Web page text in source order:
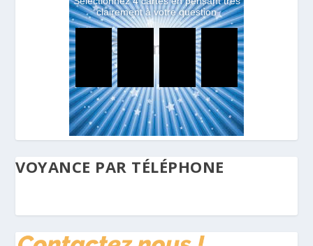
VOYANCE PAR TÉLÉPHONE